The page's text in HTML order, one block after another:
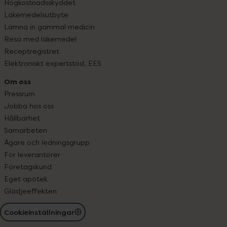
Högkostnadsskyddet
Läkemedelsutbyte
Lämna in gammal medicin
Resa med läkemedel
Receptregistret
Elektroniskt expertstöd, EES
Om oss
Pressrum
Jobba hos oss
Hållbarhet
Samarbeten
Ägare och ledningsgrupp
För leverantörer
Företagskund
Eget apotek
Glädjeeffekten
Cookieinställningar